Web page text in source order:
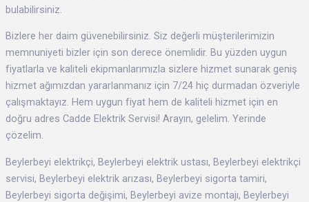
bulabilirsiniz.
Bizlere her daim güvenebilirsiniz. Siz değerli müşterilerimizin
memnuniyeti bizler için son derece önemlidir. Bu yüzden uygun
fiyatlarla ve kaliteli ekipmanlarımızla sizlere hizmet sunarak geniş
hizmet ağımızdan yararlanmanız için 7/24 hiç durmadan özveriyle
çalışmaktayız. Hem uygun fiyat hem de kaliteli hizmet için en
doğru adres Cadde Elektrik Servisi! Arayın, gelelim. Yerinde
çözelim.
Beylerbeyi elektrikçi, Beylerbeyi elektrik ustası, Beylerbeyi elektrikçi
servisi, Beylerbeyi elektrik arızası, Beylerbeyi sigorta tamiri,
Beylerbeyi sigorta değişimi, Beylerbeyi avize montajı, Beylerbeyi